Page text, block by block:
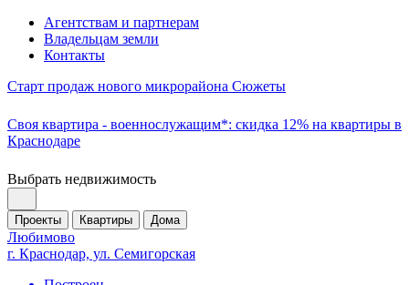
Агентствам и партнерам
Владельцам земли
Контакты
Старт продаж нового микрорайона Сюжеты
Своя квартира - военнослужащим*: скидка 12% на квартиры в
Краснодаре
Выбрать недвижимость
Проекты Квартиры Дома
Любимово
г. Краснодар, ул. Семигорская